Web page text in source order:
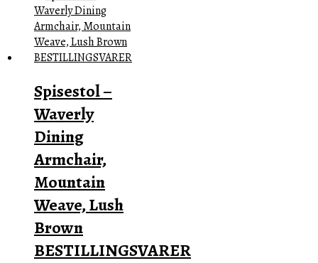
Spisestol –
Waverly
Dining
Armchair,
Mountain
Weave, Lush
Brown
BESTILLINGSVARER